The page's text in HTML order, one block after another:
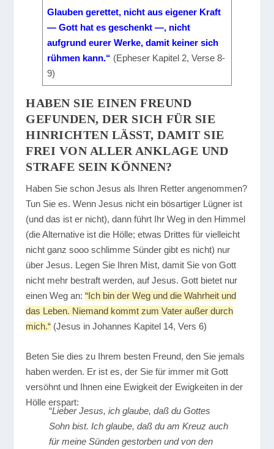
Glauben gerettet, nicht aus eigener Kraft
— Gott hat es geschenkt —, nicht
aufgrund eurer Werke, damit keiner sich
rühmen kann.“ (Epheser Kapitel 2, Verse 8-
9)
HABEN SIE EINEN FREUND
GEFUNDEN, DER SICH FÜR SIE
HINRICHTEN LÄSST, DAMIT SIE F
REI VON ALLER ANKLAGE UND S
TRAFE SEIN KÖNNEN?
Haben Sie schon Jesus als Ihren Retter angenommen?
Tun Sie es. Wenn Jesus nicht ein bösartiger Lügner ist
(und das ist er nicht), dann führt Ihr Weg in den Himmel
(die Alternative ist die Hölle; etwas Drittes für vielleicht
nicht ganz sooo schlimme Sünder gibt es nicht) nur
über Jesus. Legen Sie Ihren Mist, damit Sie von Gott
nicht mehr bestraft werden, auf Jesus. Gott bietet nur
einen Weg an:“Ich bin der Weg und die Wahrheit und
das Leben. Niemand kommt zum Vater außer durch
mich.“ (Jesus in Johannes Kapitel 14, Vers 6)
Beten Sie dies zu Ihrem besten Freund, den Sie jemals
haben werden. Er ist es, der Sie für immer mit Gott
versöhnt und Ihnen eine Ewigkeit der Ewigkeiten in der
Hölle erspart:
“Lieber Jesus, ich glaube, daß du Gottes
Sohn bist. Ich glaube, daß du am Kreuz auch
für meine Sünden gestorben und von den